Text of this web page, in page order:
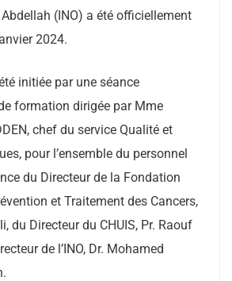
(INO) a été officiellement
2024.
initiée par une séance
formation dirigée par Mme
chef du service Qualité et
pour l’ensemble du personnel
du Directeur de la Fondation
et Traitement des Cancers,
du Directeur du CHUIS, Pr. Raouf
de l’INO, Dr. Mohamed